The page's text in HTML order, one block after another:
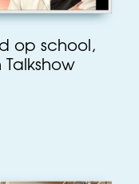
op school,